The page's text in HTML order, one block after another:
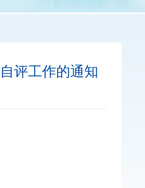
评工作的通知